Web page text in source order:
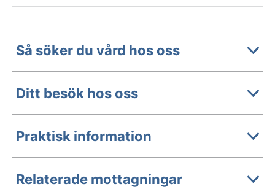
Så söker du vård hos oss
Ditt besök hos oss
Praktisk information
Relaterade mottagningar